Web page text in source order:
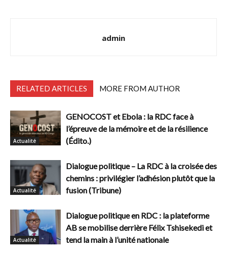
admin
RELATED ARTICLES MORE FROM AUTHOR
Actualité
GENOCOST et Ebola : la RDC face à
l’épreuve de la mémoire et de la résilience
(Édito.)
Actualité
Dialogue politique – La RDC à la croisée des
chemins : privilégier l’adhésion plutôt que la
fusion (Tribune)
Actualité
Dialogue politique en RDC : la plateforme
AB se mobilise derrière Félix Tshisekedi et
tend la main à l’unité nationale